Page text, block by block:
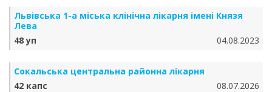
Львівська 1-а міська клінічна лікарня імені Князя
Лева
48 уп
04.08.2023
Сокальська центральна районна лікарня
42 капс
08.07.2026